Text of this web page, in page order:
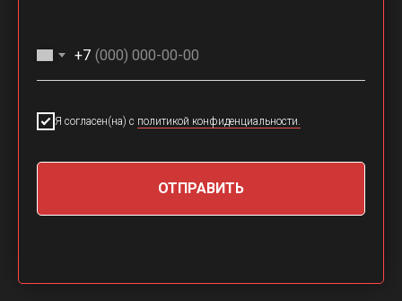
+7
Я согласен(на) с политикой конфиденциальности.
ОТПРАВИТЬ